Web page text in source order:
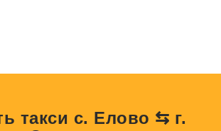
такси с. Елово ⇆ г.